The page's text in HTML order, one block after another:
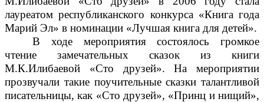
лауреатом республиканского конкурса «Книга года
Марий Эл» в номинации «Лучшая книга для детей».
В ходе мероприятия состоялось громкое
чтение замечательных сказок из книги
М.К.Илибаевой «Сто друзей».
На мероприятии
прозвучали такие поучительные сказки талантливой
писательницы, как «Сто друзей», «Принц и нищий»,